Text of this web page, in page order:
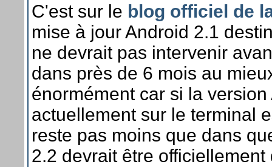
C'est sur le blog officiel de
mise à jour Android 2.1
ne devrait pas intervenir
dans près de 6 mois au
énormément car si la
actuellement sur le terminal
reste pas moins que dans
2.2 devrait être officiellement